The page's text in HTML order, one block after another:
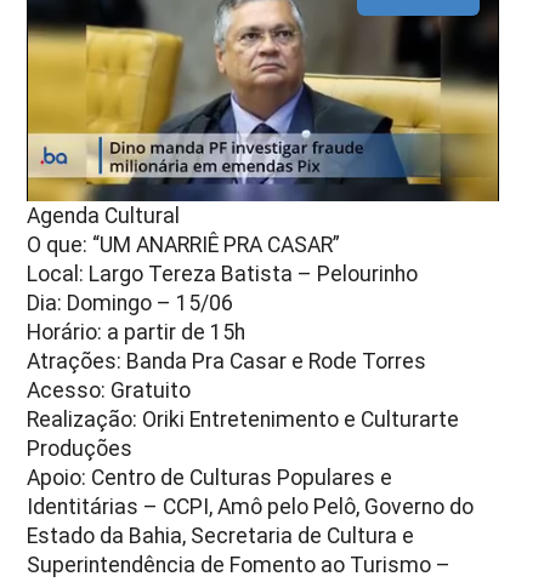
Agenda Cultural
O que: “UM ANARRIÊ PRA CASAR”
Local: Largo Tereza Batista – Pelourinho
Dia: Domingo – 15/06
Horário: a partir de 15h
Atrações: Banda Pra Casar e Rode Torres
Acesso: Gratuito
Realização: Oriki Entretenimento e Culturarte
Produções
Apoio: Centro de Culturas Populares e
Identitárias – CCPI, Amô pelo Pelô, Governo do
Estado da Bahia, Secretaria de Cultura e
Superintendência de Fomento ao Turismo –